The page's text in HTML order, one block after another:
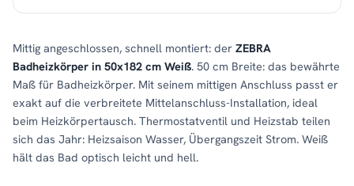
Mittig angeschlossen, schnell montiert: der ZEBRA
Badheizkörper in 50x182 cm Weiß. 50 cm Breite: das bewährte
Maß für Badheizkörper. Mit seinem mittigen Anschluss passt er
exakt auf die verbreitete Mittelanschluss-Installation, ideal
beim Heizkörpertausch. Thermostatventil und Heizstab teilen
sich das Jahr: Heizsaison Wasser, Übergangszeit Strom. Weiß
hält das Bad optisch leicht und hell.